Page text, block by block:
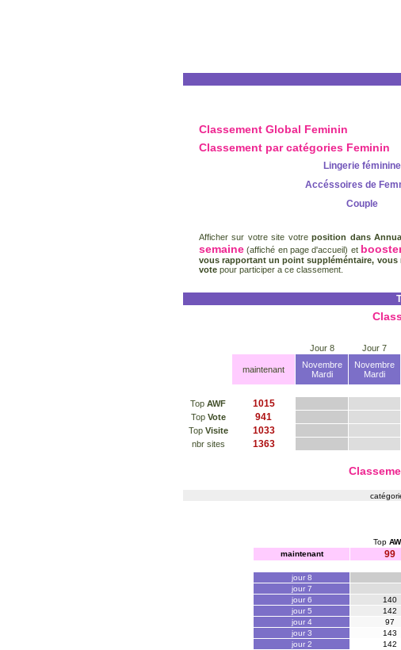
Classement Global Feminin
Classement par catégories Feminin
Lingerie féminine
Accéssoires de
Couple
Afficher sur votre site votreposition dans
semaine (affiché en page d'accueil) et
vous rapportant un point suppléméntaire,
vote pour participer a ce classement.
Jour 8 Jour 7
maintenant
Novembre
Mardi
Novembre
Mardi
Top AWF 1015
Top Vote 941
Top Visite 1033
nbr sites
1363
Top
maintenant
99
jour 8
jour 7
jour 6
140
jour 5
142
jour 4
97
jour 3
143
jour 2
142